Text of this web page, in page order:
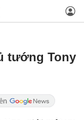
tướng Tony